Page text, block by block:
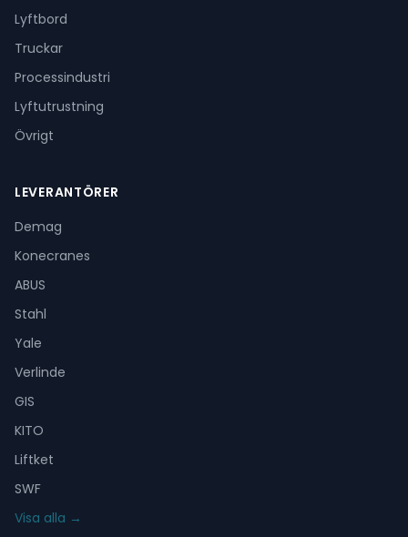
Lyftbord
Truckar
Processindustri
Lyftutrustning
Övrigt
LEVERANTÖRER
Demag
Konecranes
ABUS
Stahl
Yale
Verlinde
GIS
KITO
Liftket
SWF
Visa alla →